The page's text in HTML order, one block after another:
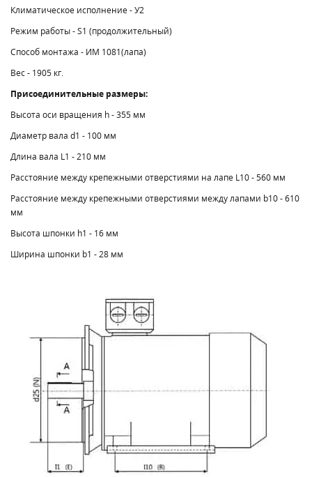
Климатическое исполнение - У2
Режим работы - S1 (продолжительный)
Способ монтажа - ИМ 1081(лапа)
Вес - 1905 кг.
Присоединительные размеры:
Высота оси вращения h - 355 мм
Диаметр вала d1 - 100 мм
Длина вала L1 - 210 мм
Расстояние между крепежными отверстиями на лапе L10 - 560 мм
Расстояние между крепежными отверстиями между лапами b10 - 610
мм
Высота шпонки h1 - 16 мм
Ширина шпонки b1 - 28 мм